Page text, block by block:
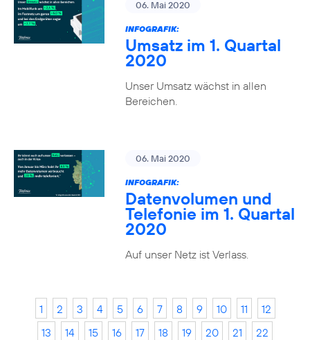
06. Mai 2020
INFOGRAFIK:
Umsatz im 1. Quartal
2020
Unser Umsatz wächst in allen
Bereichen.
06. Mai 2020
INFOGRAFIK:
Datenvolumen und
Telefonie im 1. Quartal
2020
Auf unser Netz ist Verlass.
1 2 3 4 5 6 7 8 9 10 11
12
13
14 15 16 17 18 19 20 21
22